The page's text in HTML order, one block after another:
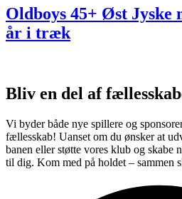
Oldboys 45+ Øst Jyske
år i træk
Bliv en del af
Vi byder både nye spillere og
fællesskab! Uanset om du ønsker at
banen eller støtte vores klub og skabe
til dig. Kom med på holdet – sammen